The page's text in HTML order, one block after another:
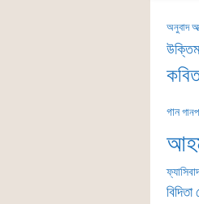
অনুবাদ
গান